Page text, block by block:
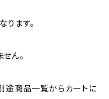
ます。
ん。
途商品一覧からカートに